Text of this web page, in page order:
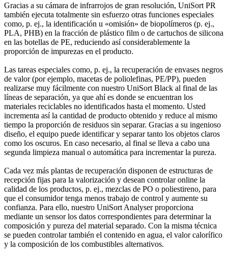
Gracias a su cámara de infrarrojos de gran resolución, UniSort PR
también ejecuta totalmente sin esfuerzo otras funciones especiales
como, p. ej., la identificación u «omisión» de biopolímeros (p. ej.,
PLA, PHB) en la fracción de plástico film o de cartuchos de silicona
en las botellas de PE, reduciendo así considerablemente la
proporción de impurezas en el producto.
Las tareas especiales como, p. ej., la recuperación de envases negros
de valor (por ejemplo, macetas de poliolefinas, PE/PP), pueden
realizarse muy fácilmente con nuestro UniSort Black al final de las
líneas de separación, ya que ahí es donde se encuentran los
materiales reciclables no identificados hasta el momento. Usted
incrementa así la cantidad de producto obtenido y reduce al mismo
tiempo la proporción de residuos sin separar. Gracias a su ingenioso
diseño, el equipo puede identificar y separar tanto los objetos claros
como los oscuros. En caso necesario, al final se lleva a cabo una
segunda limpieza manual o automática para incrementar la pureza.
Cada vez más plantas de recuperación disponen de estructuras de
recepción fijas para la valorización y desean controlar online la
calidad de los productos, p. ej., mezclas de PO o poliestireno, para
que el consumidor tenga menos trabajo de control y aumente su
confianza. Para ello, nuestro UniSort Analyser proporciona
mediante un sensor los datos correspondientes para determinar la
composición y pureza del material separado. Con la misma técnica
se pueden controlar también el contenido en agua, el valor calorífico
y la composición de los combustibles alternativos.